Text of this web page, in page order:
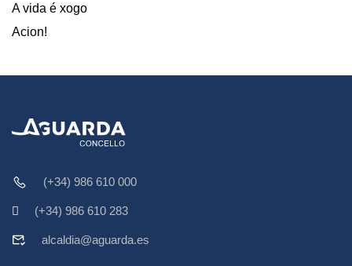
A vida é xogo
Acion!
(+34) 986 610 000
(+34) 986 610 283
alcaldia@aguarda.es